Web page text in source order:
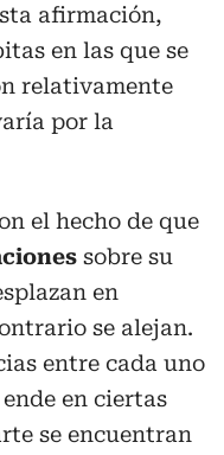
afirmación,
en las que se
relativamente
por la
el hecho de que
sobre su
en
se alejan.
entre cada uno
en ciertas
se encuentran